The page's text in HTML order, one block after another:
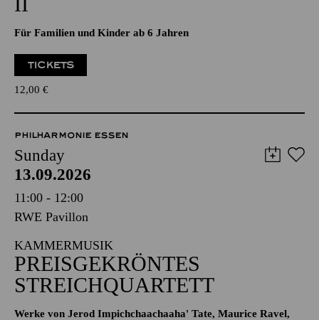
Für Familien und Kinder ab 6 Jahren
TICKETS
12,00 €
PHILHARMONIE ESSEN
Sunday
13.09.2026
11:00 - 12:00
RWE Pavillon
KAMMERMUSIK
PREISGEKRÖNTES
STREICHQUARTETT
Werke von Jerod Impichchaachaaha' Tate, Maurice Ravel,